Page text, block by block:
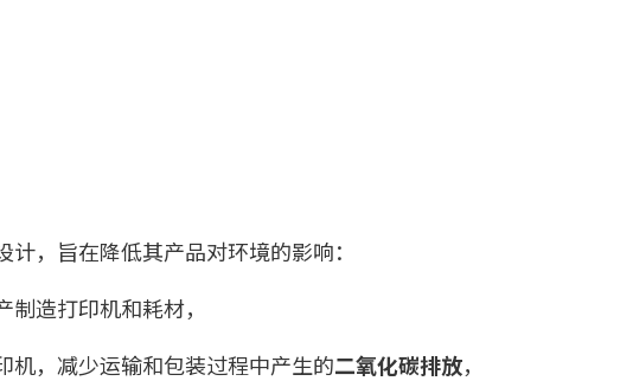
计，旨在降低其产品对环境的影响：
制造打印机和耗材，
机，减少运输和包装过程中产生的二氧化碳排放，